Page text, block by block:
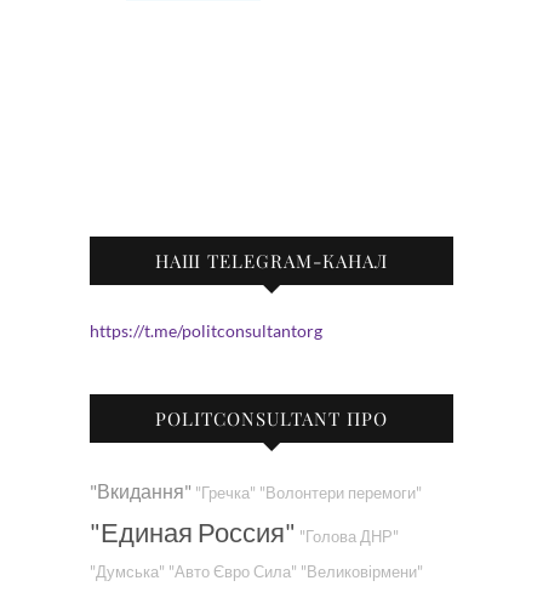
НАШ TELEGRAM-КАНАЛ
https://t.me/politconsultantorg
POLITCONSULTANT ПРО
"Вкидання" "Гречка" "Волонтери перемоги"
"Единая Россия" "Голова ДНР"
"Думська" "Авто Євро Сила" "Великовірмени"